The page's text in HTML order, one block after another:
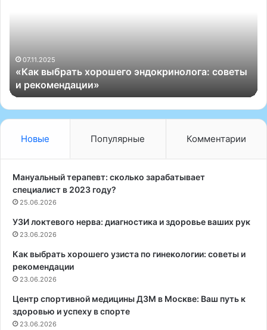
эндокринолога: советы
е
п
а
о
«
л
и
»
30.05.2025
Новые Популярные Комментарии
Мануальный терапевт: сколько зарабатывает
специалист в 2023 году?
25.06.2026
УЗИ локтевого нерва: диагностика и здоровье ваших рук
23.06.2026
Как выбрать хорошего узиста по гинекологии: советы и
рекомендации
23.06.2026
Центр спортивной медицины ДЗМ в Москве: Ваш путь к
здоровью и успеху в спорте
23.06.2026